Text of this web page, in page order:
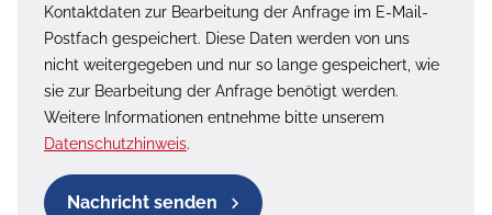
Kontaktdaten zur Bearbeitung der Anfrage im E-Mail-
Postfach gespeichert. Diese Daten werden von uns
nicht weitergegeben und nur so lange gespeichert, wie
sie zur Bearbeitung der Anfrage benötigt werden.
Weitere Informationen entnehme bitte unserem
Datenschutzhinweis.
Nachricht senden